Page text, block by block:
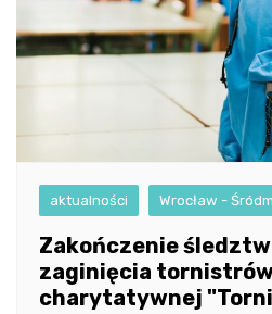
aktualności Wrocław -
Zakończenie
zaginięcia
charytatywnej